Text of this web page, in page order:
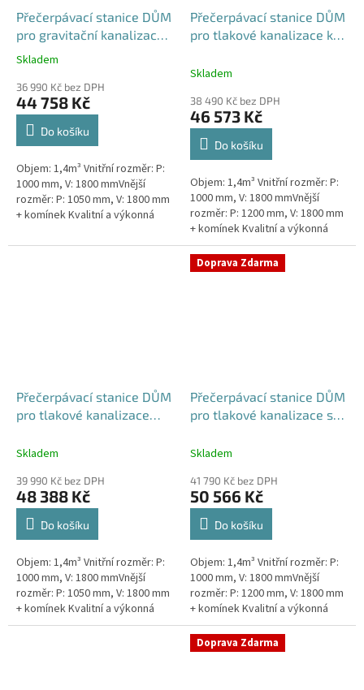
Přečerpávací stanice DŮM
pro gravitační kanalizace
samonosná - nádrž 1,4m3
Průměrné
produktu
je
5,0
hvězdiček.
Skladem
36 990 Kč bez DPH
44 758 Kč
Do košíku
Objem: 1,4m³ Vnitřní rozměr: P:
1000 mm, V: 1800 mmVnější
rozměr: P: 1050 mm, V: 1800 mm
+ komínek Kvalitní a výkonná
rodinným domům,
Přečerpávací stanice DŮM
pro tlakové kanalizace k
Skladem
38 490 Kč bez DPH
46 573 Kč
Do košíku
Objem: 1,4m³ Vnitřní rozměr: P:
1000 mm, V: 1800 mmVnější
rozměr: P: 1200 mm, V: 1800 mm
+ komínek Kvalitní a výkonná
přečerpávací stanice k
rodinným domům,
provozovnám,...
Přečerpávací stanice DŮM
pro tlakové kanalizace
Skladem
39 990 Kč bez DPH
48 388 Kč
Do košíku
Objem: 1,4m³ Vnitřní rozměr: P:
1000 mm, V: 1800 mmVnější
rozměr: P: 1050 mm, V: 1800 mm
+ komínek Kvalitní a výkonná
přečerpávací stanice k
Doprava Zdarma
Přečerpávací stanice DŮM
pro tlakové kanalizace se
obetonování - nádrž 1,4m3
Skladem
41 790 Kč bez DPH
50 566 Kč
Do košíku
Objem: 1,4m³ Vnitřní rozměr: P:
1000 mm, V: 1800 mmVnější
rozměr: P: 1200 mm, V: 1800 mm
+ komínek Kvalitní a výkonná
přečerpávací stanice k
rodinným domům,
provozovnám,...
Doprava Zdarma